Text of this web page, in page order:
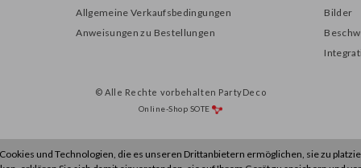
Allgemeine Verkaufsbedingungen
Anweisungen zu Bestellungen
Bilder
© Alle Rechte vorbehalten PartyDeco
Online-Shop SOTE
und Technologien, die es unseren Drittanbietern ermöglichen, sie zu